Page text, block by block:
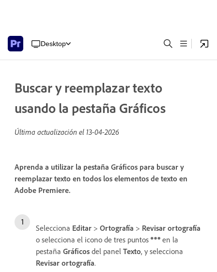
Desktop
Buscar y reemplazar texto
usando la pestaña Gráficos
Última actualización el 13-04-2026
Aprenda a utilizar la pestaña Gráficos para buscar y
reemplazar texto en todos los elementos de texto en
Adobe Premiere.
Selecciona Editar > Ortografía > Revisar ortografía
o selecciona el icono de tres puntos
en la
pestaña Gráficos del panel Texto, y selecciona
Revisar ortografía.